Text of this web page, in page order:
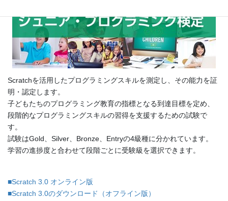
Scratchを活用したプログラミングスキルを測定し、その能力を証
明・認定します。
子どもたちのプログラミング教育の指標となる到達目標を定め、
段階的なプログラミングスキルの習得を支援するための試験で
す。
試験はGold、Silver、Bronze、Entryの4級種に分かれています。
学習の進捗度と合わせて段階ごとに受験級を選択できます。
■Scratch 3.0 オンライン版
■Scratch 3.0のダウンロード（オフライン版）